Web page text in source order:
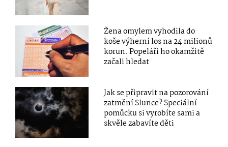
Žena omylem vyhodila do
koše výherní los na 24 milionů
korun. Popeláři ho okamžitě
začali hledat
Jak se připravit na pozorování
zatmění Slunce? Speciální
pomůcku si vyrobíte sami a
skvěle zabavíte děti